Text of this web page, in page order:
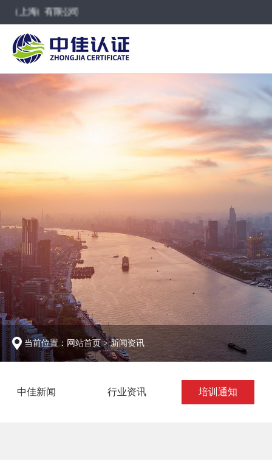
）有限公司
当前位置： 网站首页>新闻资讯
中佳新闻 行业资讯 培训通知